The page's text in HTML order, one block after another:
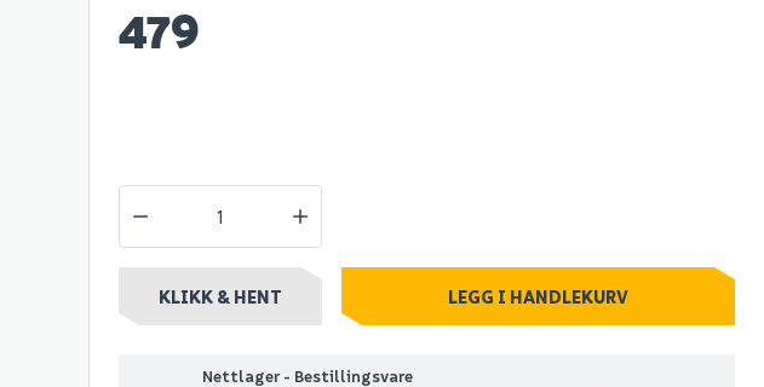
tørr- og våtsuger
479
KLIKK & HENT LEGG I HANDLEKURV
Nettlager - Bestillingsvare